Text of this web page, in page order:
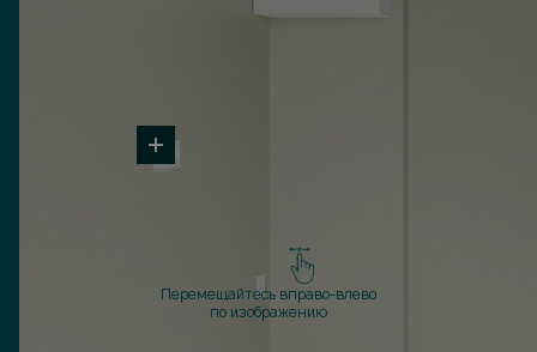
Перемещайтесь вправо-влево
по изображению